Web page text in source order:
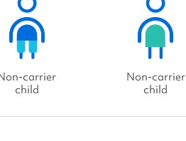
carrier
child
Non-carrier
child